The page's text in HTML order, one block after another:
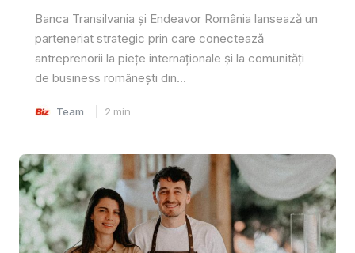
Banca Transilvania și Endeavor România lansează un
parteneriat strategic prin care conectează
antreprenorii la piețe internaționale și la comunități
de business românești din...
Team 2 min